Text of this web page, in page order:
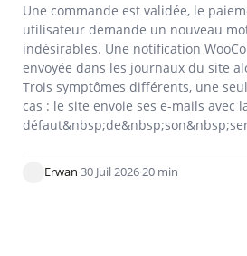
Une commande est validée, le
utilisateur demande un nouveau
indésirables. Une notification
envoyée dans les journaux du site
Trois symptômes différents, une
cas : le site envoie ses e-mails avec
Erwan·30 Juil 2026·20 min